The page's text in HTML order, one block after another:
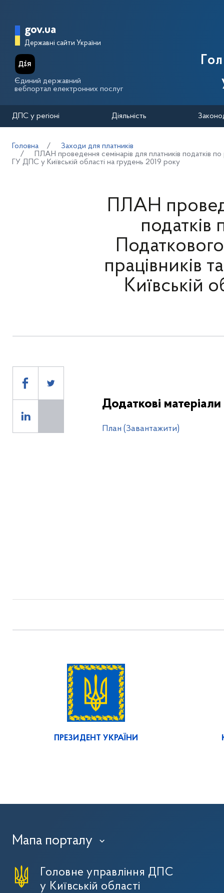
Головна сторінка Державної
gov.ua
Державні сайти України
Єдиний державний
вебпортал електронних послуг
ДПС у регіоні Діяльність
Головна
Заходи для платників
ПЛАН проведення семінарів для платників податків
ГУ ДПС у Київській області на грудень 2019 року
ПЛАН
працівників
Київській
Додаткові матеріали
План (Завантажити)
ПРЕЗИДЕНТ УКРАЇНИ
Мапа порталу ›
Головне управління ДПС
у Київській області